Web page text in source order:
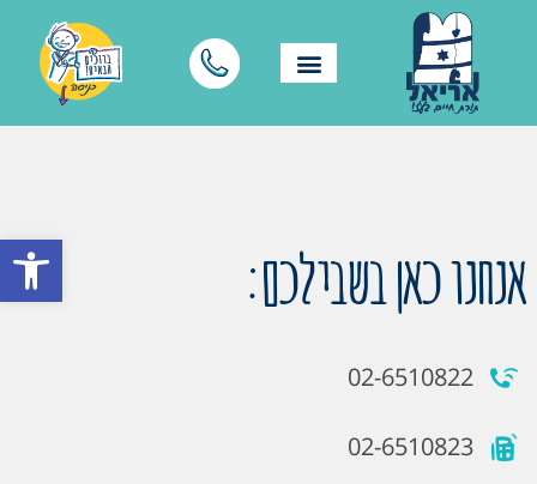
פתח אנחנו כאן בשבילכם:
02-6510822
02-6510823